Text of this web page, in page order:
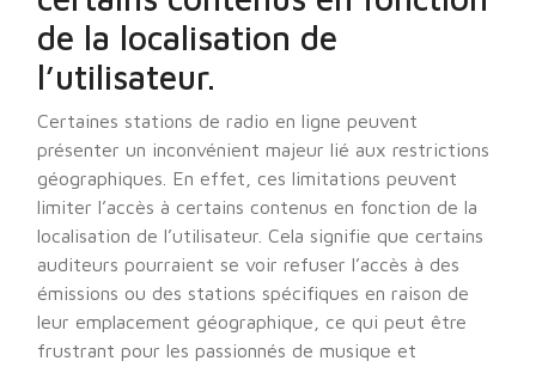
de la localisation de
l’utilisateur.
Certaines stations de radio en ligne peuvent
présenter un inconvénient majeur lié aux restrictions
géographiques. En effet, ces limitations peuvent
limiter l’accès à certains contenus en fonction de la
localisation de l’utilisateur. Cela signifie que certains
auditeurs pourraient se voir refuser l’accès à des
émissions ou des stations spécifiques en raison de
leur emplacement géographique, ce qui peut être
frustrant pour les passionnés de musique et